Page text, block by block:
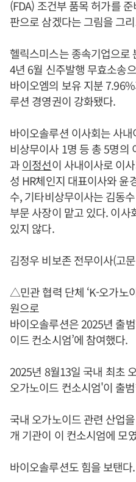
(FDA) 조건부 품목 허가를
판으로 삼겠다는 그림을 그
헬릭스미스는 종속기업으로
4년 6월 신주발행 무효소송
바이오엠의 보유 지분
루션 경영권이 강화됐다.
바이오솔루션 이사회는 사
비상무이사 1명 등 총 5명의
과이정선이 사내이사로 이
성 HR체인지 대표이사와 윤
수, 기타비상무이사는 김동
부문 사장이 맡고 있다. 이사
있지 않다.
김정우 비보존 전무이사(고
△민관 협력 단체 ‘K-오가노
원으로
바이오솔루션은 2025년 출
이드 컨소시엄’에 참여했다.
2025년 8월13일 국내 최초
오가노이드 컨소시엄'이 출
국내 오가노이드 관련 산업
개 기관이 이 컨소시엄에 모
바이오솔루션도 힘을 보탠다.